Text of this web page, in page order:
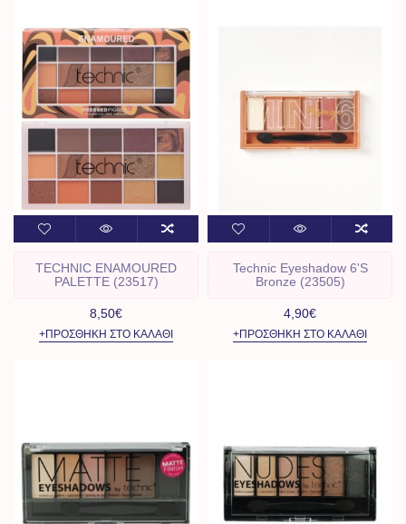
TECHNIC ENAMOURED
PALETTE (23517)
8,50€
+ΠΡΟΣΘΉΚΗ ΣΤΟ ΚΑΛΆΘΙ
Technic Eyeshadow 6's
Bronze (23505)
4,90€
+ΠΡΟΣΘΉΚΗ ΣΤΟ ΚΑΛΆΘΙ